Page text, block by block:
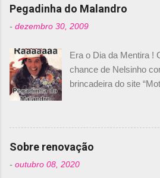
Pegadinha do Malandro
- dezembro 30, 2009
Era o Dia da Mentira !
chance de Nelsinho
brincadeira do site
de abril –, afirmando
comprado 15% das
com isso, um lugar no
foi esclarecida de uma
Daniele Audetto,
Sobre renovação
- outubro 08, 2020